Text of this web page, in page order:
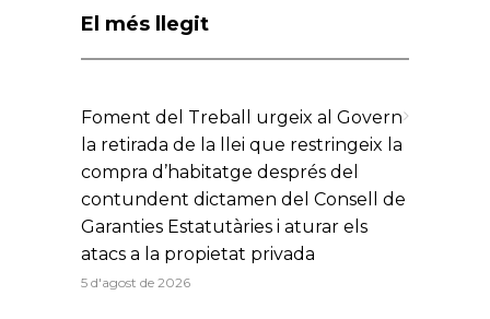
El més llegit
Foment del Treball urgeix al Govern
la retirada de la llei que restringeix la
compra d’habitatge després del
contundent dictamen del Consell de
Garanties Estatutàries i aturar els
atacs a la propietat privada
5 d'agost de 2026